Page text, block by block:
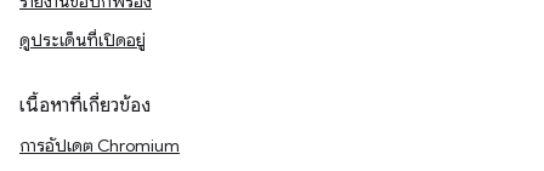
ดูประเด็นที่เปิดอยู่
เนื้อหาที่เกี่ยวข้อง
การอัปเดต Chromium